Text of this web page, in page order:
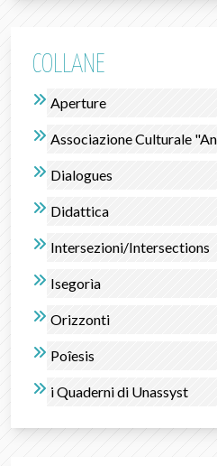
COLLANE
Aperture
Associazione Culturale
Dialogues
Didattica
Intersezioni/Intersections
Isegorìa
Orizzonti
Poîesis
i Quaderni di Unassyst